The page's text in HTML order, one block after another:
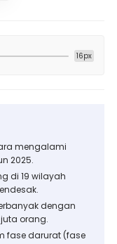
16px
mengalami
2025.
di 19 wilayah
dengan
orang.
fase darurat (fase